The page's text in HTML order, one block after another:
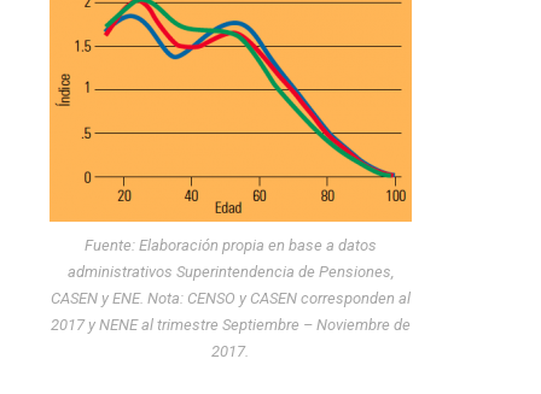
Fuente: Elaboración propia en base a datos
administrativos Superintendencia de Pensiones,
CASEN y ENE. Nota: CENSO y CASEN corresponden al
2017 y NENE al trimestre Septiembre – Noviembre de
2017.